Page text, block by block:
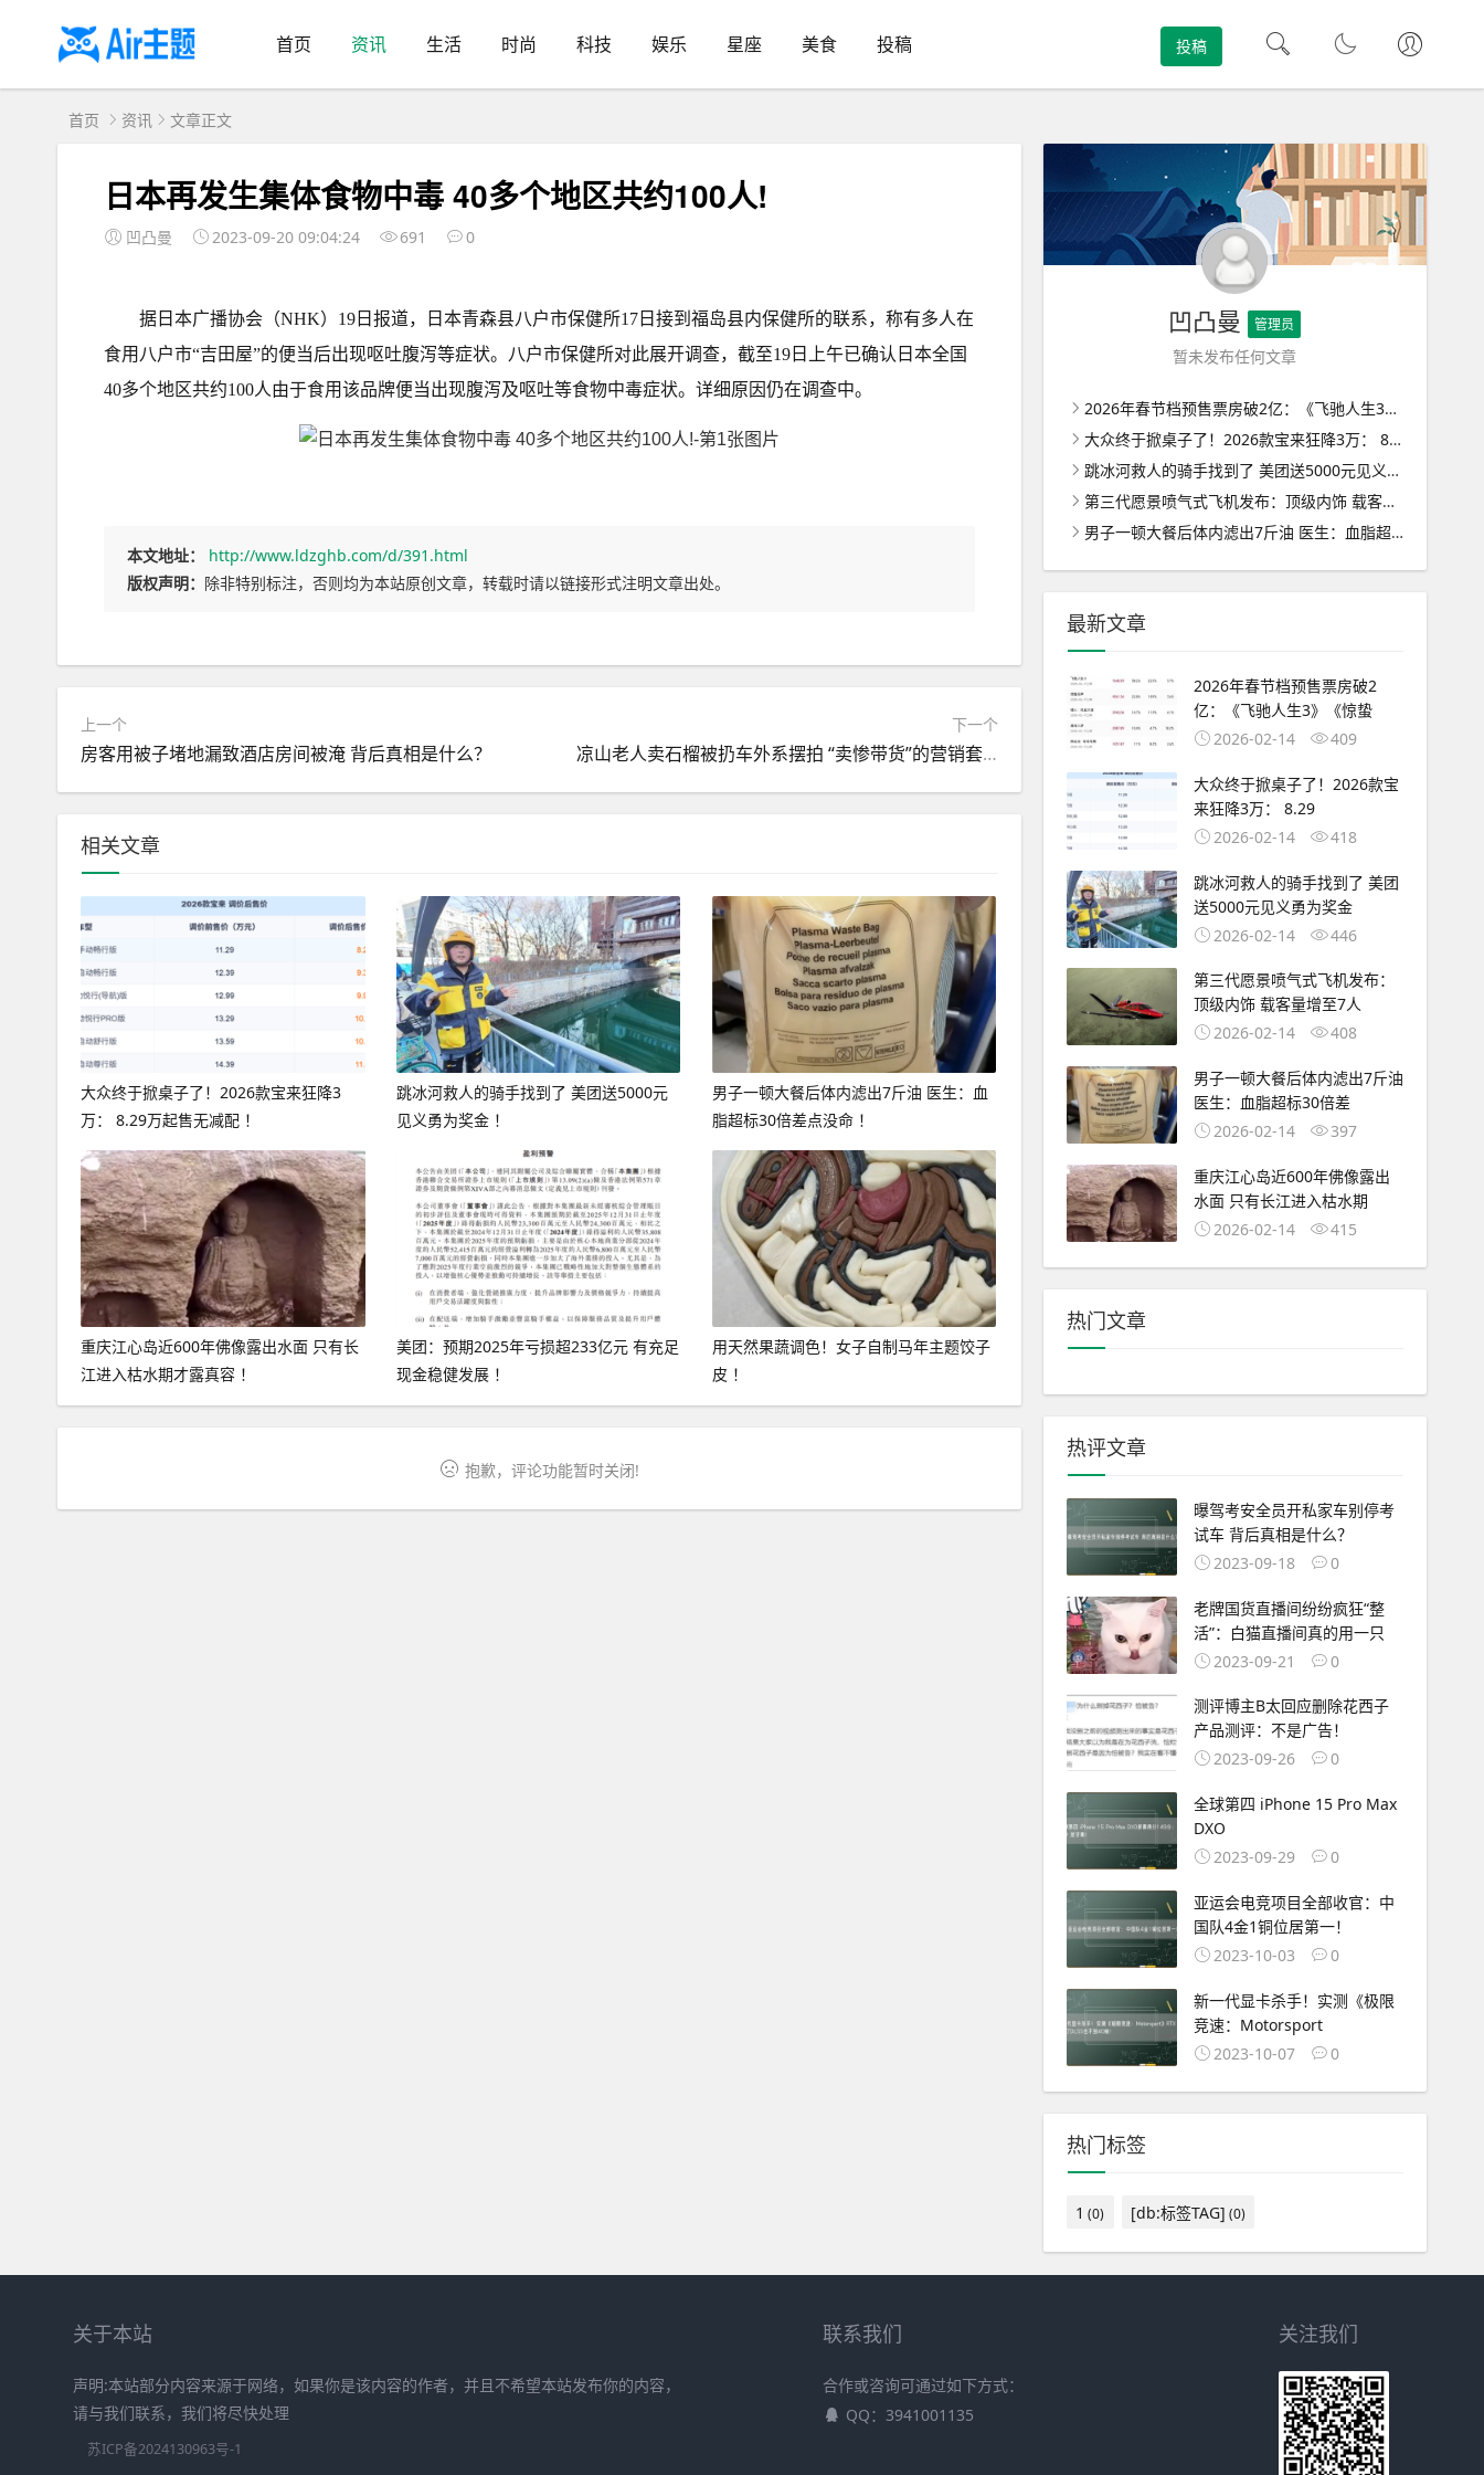
首页 资讯 生活 时尚 科技 娱乐 星座 美食 投稿 投稿
首页 资讯 文章正文
日本再发生集体食物中毒 40多个地区共约100人!
凹凸曼 2023-09-20 09:04:24 691 0
据日本广播协会（NHK）19日报道，日本青森县八户市保健所17日接到福岛县内保健所的联系，称有多人在
食用八户市“吉田屋”的便当后出现呕吐腹泻等症状。
八户市保健所对此展开调查，截至19日上午已确认日本全国
40多个地区共约100人由于食用该品牌便当出现腹泻及呕吐等食物中毒症状。详细原因仍在调查中。
本文地址：
http://www.ldzghb.com/d/391.html
版权声明： 除非特别标注，否则均为本站原创文章，转载时请以链接形式注明文章出处。
上一个
房客用被子堵地漏致酒店房间被淹 背后真相是什么？
下一个
凉山老人卖石榴被扔车外系摆拍 “卖惨带货”的营销套路！
相关文章
大众终于掀桌子了！2026款宝来狂降3
万： 8.29万起售无减配 ！
跳冰河救人的骑手找到了 美团送5000元
见义勇为奖金 ！
男子一顿大餐后体内滤出7斤油 医生：血
脂超标30倍差点没命 ！
重庆江心岛近600年佛像露出水面 只有长
江进入枯水期才露真容 ！
美团：预期2025年亏损超233亿元 有充足
现金稳健发展 ！
用天然果蔬调色！女子自制马年主题饺子
皮 ！
抱歉，评论功能暂时关闭!
凹凸曼 管理员
暂未发布任何文章
2026年春节档预售票房破2亿：《飞驰人生3》《惊蛰无声》《镖人》前三 ！
大众终于掀桌子了！2026款宝来狂降3万： 8.29万起售无减配 ！
跳冰河救人的骑手找到了 美团送5000元见义勇为奖金 ！
第三代愿景喷气式飞机发布：顶级内饰 载客量增至7人 ！
男子一顿大餐后体内滤出7斤油 医生：血脂超标30倍差点没命 ！
最新文章
2026年春节档预售票房破2
亿：《飞驰人生3》《惊蛰
2026-02-14
409
大众终于掀桌子了！2026款宝
来狂降3万： 8.29
2026-02-14
418
跳冰河救人的骑手找到了 美团
送5000元见义勇为奖金
2026-02-14
446
第三代愿景喷气式飞机发布：
顶级内饰 载客量增至7人
2026-02-14
408
男子一顿大餐后体内滤出7斤油
医生：血脂超标30倍差
2026-02-14
397
重庆江心岛近600年佛像露出
水面 只有长江进入枯水期
2026-02-14
415
热门文章
热评文章
曝驾考安全员开私家车别停考
试车 背后真相是什么？
2023-09-18
0
老牌国货直播间纷纷疯狂“整
活”：白猫直播间真的用一只
2023-09-21
0
测评博主B太回应删除花西子
产品测评：不是广告！
2023-09-26
0
全球第四 iPhone 15 Pro Max
DXO
2023-09-29
0
亚运会电竞项目全部收官：中
国队4金1铜位居第一！
2023-10-03
0
新一代显卡杀手！实测《极限
竞速：Motorsport
2023-10-07
0
热门标签
1 (0) [db:标签TAG] (0)
关于本站
声明:本站部分内容来源于网络，如果你是该内容的作者，并且不希望本站发布你的内容，
请与我们联系，我们将尽快处理
苏ICP备2024130963号-1
联系我们
合作或咨询可通过如下方式：
QQ：3941001135
关注我们